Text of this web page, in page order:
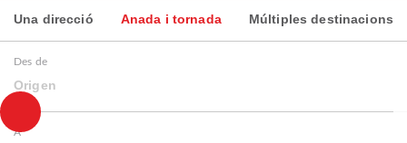
Una direcció Anada i tornada Múltiples destinacions
Des de
Origen
A